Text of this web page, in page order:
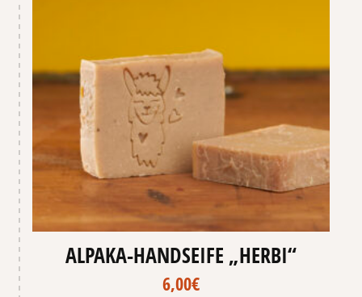
ALPAKA-HANDSEIFE „HERBI“
6,00€